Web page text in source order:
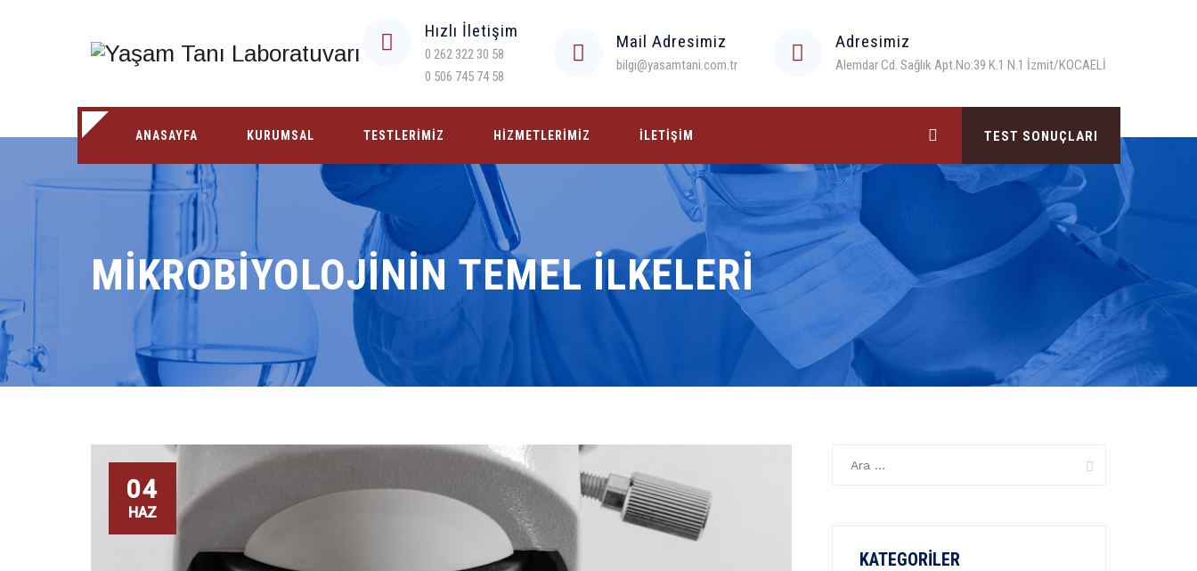
Hızlı İletişim
0 262 322 30 58
0 506 745 74 58
Mail Adresimiz
bilgi@yasamtani.com.tr
Adresimiz
Alemdar Cd. Sağlık Apt.No:39 K.1 N.1 İzmit/KOCAELİ
ANASAYFA KURUMSAL TESTLERIMIZ HIZMETLERIMIZ İLETIŞIM TEST SONUÇLARI
MIKROBIYOLOJININ TEMEL İLKELERI
04
HAZ
KATEGORILER